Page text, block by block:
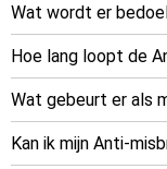
Wat wordt er
Hoe lang loopt de
Wat gebeurt er als
Kan ik mijn Anti-